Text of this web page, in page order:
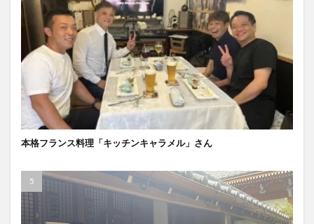
本格フランス料理「キッチンキャラメル」さん